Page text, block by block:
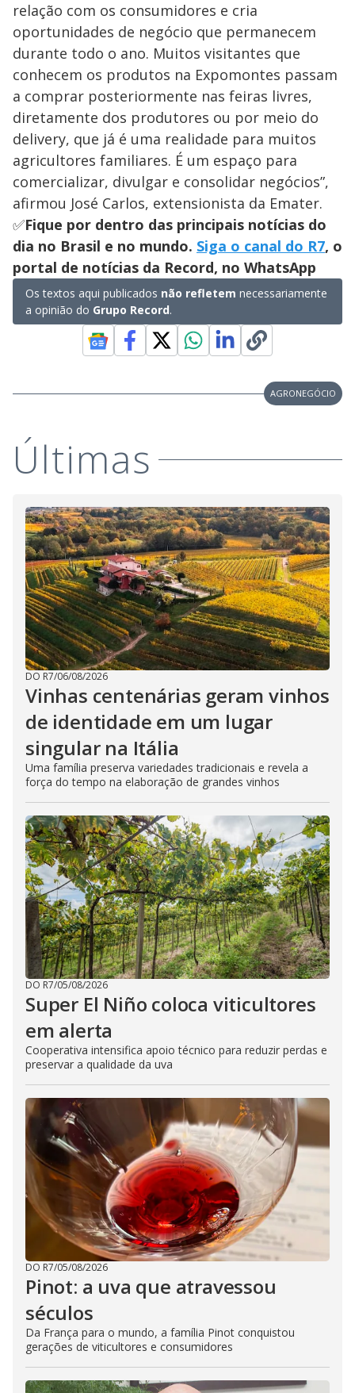
relação com os consumidores e cria
oportunidades de negócio que permanecem
durante todo o ano. Muitos visitantes que
conhecem os produtos na Expomontes passam
a comprar posteriormente nas feiras livres,
diretamente dos produtores ou por meio do
delivery, que já é uma realidade para muitos
agricultores familiares. É um espaço para
comercializar, divulgar e consolidar negócios”,
afirmou José Carlos, extensionista da Emater.
✅Fique por dentro das principais notícias do
dia no Brasil e no mundo. Siga o canal do R7, o
portal de notícias da Record, no WhatsApp
Os textos aqui publicados não refletem necessariamente
a opinião do Grupo Record.
AGRONEGÓCIO
Últimas
DO R7/06/08/2026
Vinhas centenárias geram vinhos
de identidade em um lugar
singular na Itália
Uma família preserva variedades tradicionais e revela a
força do tempo na elaboração de grandes vinhos
DO R7/05/08/2026
Super El Niño coloca viticultores
em alerta
Cooperativa intensifica apoio técnico para reduzir perdas e
preservar a qualidade da uva
DO R7/05/08/2026
Pinot: a uva que atravessou
séculos
Da França para o mundo, a família Pinot conquistou
gerações de viticultores e consumidores